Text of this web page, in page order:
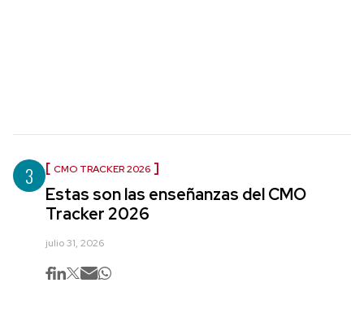
3 CMO TRACKER 2026
Estas son las enseñanzas del CMO
Tracker 2026
julio 31, 2026